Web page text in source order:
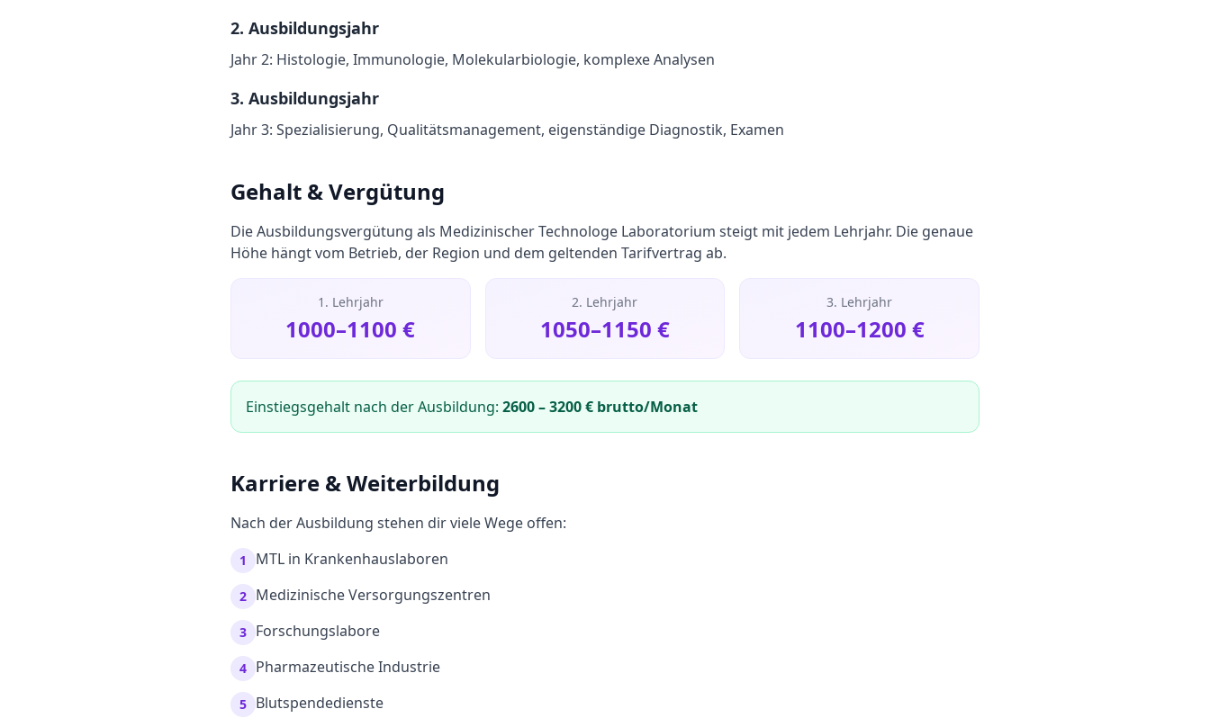
2. Ausbildungsjahr
Jahr 2: Histologie, Immunologie, Molekularbiologie, komplexe Analysen
3. Ausbildungsjahr
Jahr 3: Spezialisierung, Qualitätsmanagement, eigenständige Diagnostik, Examen
Gehalt & Vergütung
Die Ausbildungsvergütung als Medizinischer Technologe Laboratorium steigt mit jedem Lehrjahr. Die genaue
Höhe hängt vom Betrieb, der Region und dem geltenden Tarifvertrag ab.
1. Lehrjahr
1000–1100 €
2. Lehrjahr
1050–1150 €
3. Lehrjahr
1100–1200 €
Einstiegsgehalt nach der Ausbildung: 2600–3200€ brutto/Monat
Karriere & Weiterbildung
Nach der Ausbildung stehen dir viele Wege offen:
1 MTL in Krankenhauslaboren
2 Medizinische Versorgungszentren
3 Forschungslabore
4 Pharmazeutische Industrie
5 Blutspendedienste